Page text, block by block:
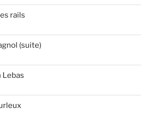
rails
(suite)
Lebas